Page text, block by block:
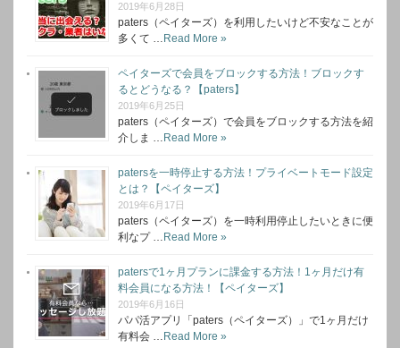
2019年6月28日
paters（ペイターズ）を利用したいけど不安なことが
多くて … Read More »
ペイターズで会員をブロックする方法！ブロックす
るとどうなる？【paters】
2019年6月25日
paters（ペイターズ）で会員をブロックする方法を紹
介しま … Read More »
patersを一時停止する方法！プライベートモード設定
とは？【ペイターズ】
2019年6月17日
paters（ペイターズ）を一時利用停止したいときに便
利なプ … Read More »
patersで1ヶ月プランに課金する方法！1ヶ月だけ有
料会員になる方法！【ペイターズ】
2019年6月16日
パパ活アプリ「paters（ペイターズ）」で1ヶ月だけ
有料会 … Read More »